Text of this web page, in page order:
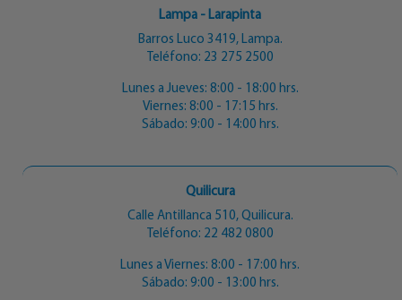
Lampa - Larapinta
Barros Luco 3419, Lampa.
Teléfono: 23 275 2500
Lunes a Jueves: 8:00 - 18:00 hrs.
Viernes: 8:00 - 17:15 hrs.
Sábado: 9:00 - 14:00 hrs.
Quilicura
Calle Antillanca 510, Quilicura.
Teléfono: 22 482 0800
Lunes a Viernes: 8:00 - 17:00 hrs.
Sábado: 9:00 - 13:00 hrs.